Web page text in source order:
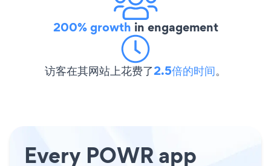
200% growth in engagement
访客在其网站上花费了2.5倍的时间。
Every POWR app